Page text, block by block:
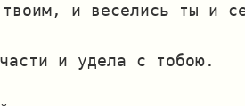
и веселись ты и
и удела с тобою.